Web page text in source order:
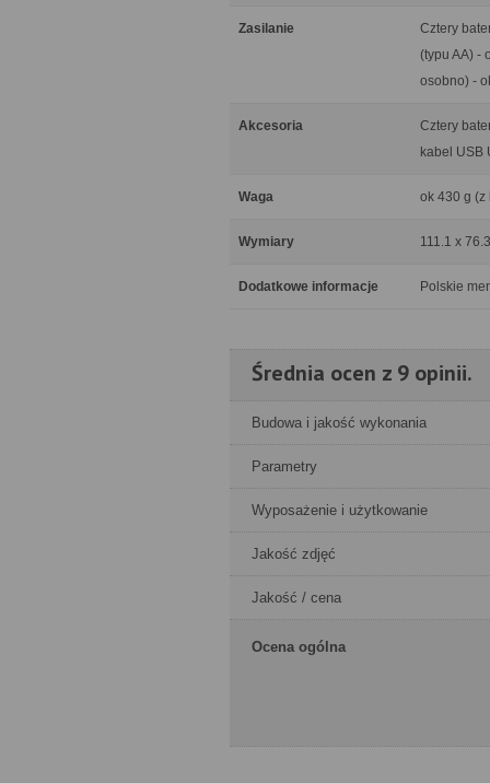
Zasilanie
Cztery
(typu AA) -
osobno) -
Akcesoria
Cztery
kabel USB
Waga ok 430 g (z
Wymiary 111.1 x
Dodatkowe informacje Polskie
Średnia ocen z 9 opinii.
Budowa i jakość wykonania
Parametry
Wyposażenie i użytkowanie
Jakość zdjęć
Jakość / cena
Ocena ogólna